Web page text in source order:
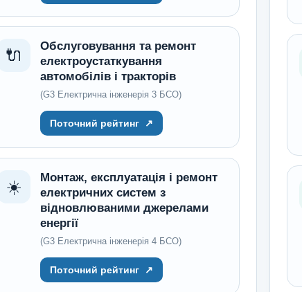
🔌
Обслуговування та ремонт
електроустаткування
автомобілів і тракторів
(G3 Електрична інженерія 3 БСО)
Поточний рейтинг ↗
☀️
Монтаж, експлуатація і ремонт
електричних систем з
відновлюваними джерелами
енергії
(G3 Електрична інженерія 4 БСО)
Поточний рейтинг ↗